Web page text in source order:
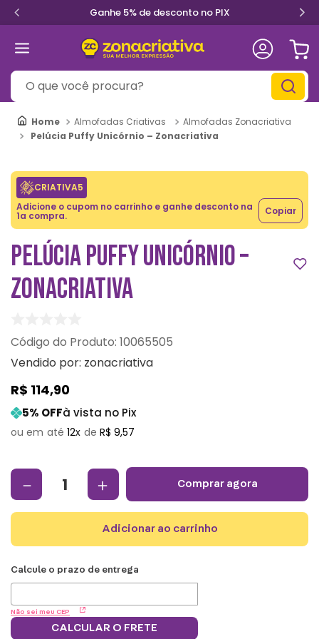
Ganhe 5% de desconto no PIX
O que você procura?
Almofadas Criativas
Almofadas Zonacriativa
Pelúcia Puffy Unicórnio – Zonacriativa
CRIATIVA5
Adicione o cupom no carrinho e ganhe desconto na
1a compra. Copiar
PELÚCIA PUFFY UNICÓRNIO –
ZONACRIATIVA
: 10065505
Vendido por: zonacriativa
R$ 114,90
5% OFFà vista no Pix
12 R$ 9,57
＋
－ comprar agora
adicionar ao carrinho
Não sei meu CEP
CALCULAR O FRETE